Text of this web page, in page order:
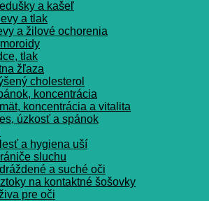
a kašeľ
a tlak
a žilové ochorenia
tlak
žľaza
cholesterol
koncentrácia
koncentrácia a vitalita
úzkosť a spánok
a hygiena uší
sluchu
a suché oči
na kontaktné šošovky
pre oči